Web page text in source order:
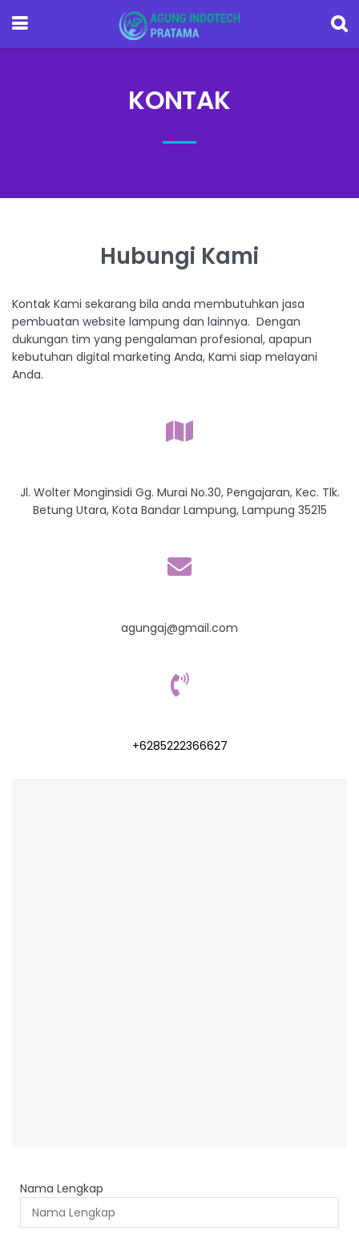
KONTAK
Hubungi Kami
Kontak Kami sekarang bila anda membutuhkan jasa
pembuatan website lampung dan lainnya. Dengan
dukungan tim yang pengalaman profesional, apapun
kebutuhan digital marketing Anda, Kami siap melayani
Anda.
Jl. Wolter Monginsidi Gg. Murai No.30, Pengajaran, Kec. Tlk.
Betung Utara, Kota Bandar Lampung, Lampung 35215
agungaj@gmail.com
+6285222366627
Nama Lengkap